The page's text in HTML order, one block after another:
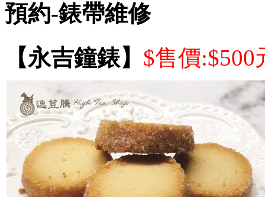
預約-錶帶維修
【永吉鐘錶】 $售價:$500